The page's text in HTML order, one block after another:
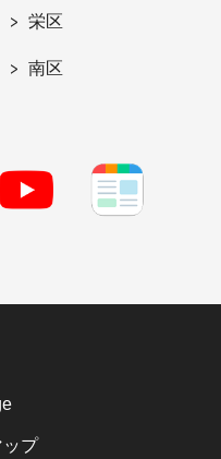
栄区
南区
プ